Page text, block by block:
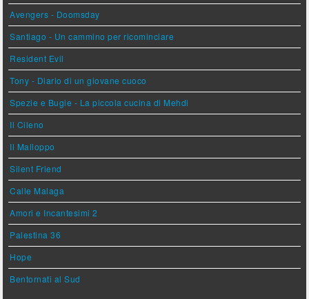
Avengers - Doomsday
Santiago - Un cammino per ricominciare
Resident Evil
Tony - Diario di un giovane cuoco
Spezie e Bugie - La piccola cucina di Mehdi
Il Cileno
Il Malloppo
Silent Friend
Calle Malaga
Amori e Incantesimi 2
Palestina 36
Hope
Bentornati al Sud